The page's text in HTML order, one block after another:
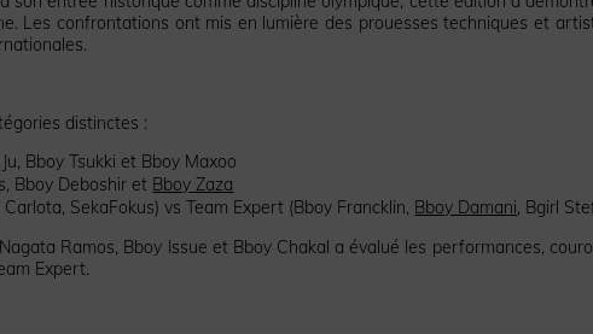
Les confrontations ont mis en lumière des prouesses techniques et
distinctes :
Bboy Tsukki et Bboy Maxoo
Bboy Deboshir et Bboy Zaza
SekaFokus) vs Team Expert (Bboy Francklin, Bboy Damani, Bgirl
Ramos, Bboy Issue et Bboy Chakal a évalué les performances,
Expert.